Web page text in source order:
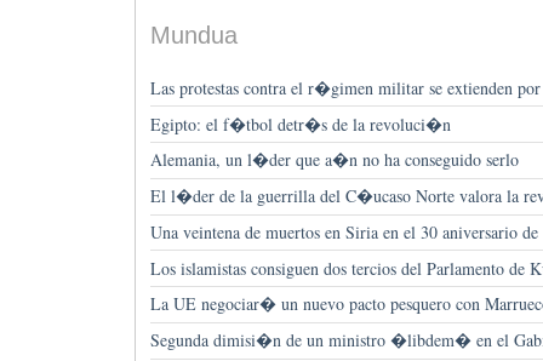
Mundua
Las protestas contra el r�gimen militar se extienden
Egipto: el f�tbol detr�s de la revoluci�n
Alemania, un l�der que a�n no ha conseguido serlo
El l�der de la guerrilla del C�ucaso Norte valora la
Una veintena de muertos en Siria en el 30 aniversario de
Los islamistas consiguen dos tercios del Parlamento de
La UE negociar� un nuevo pacto pesquero con
Segunda dimisi�n de un ministro �libdem� en el